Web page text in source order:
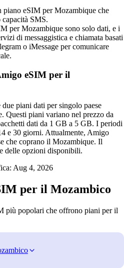
eSIM per Mozambique che
SMS.
per Mozambique sono solo dati, e i
di messaggistica e chiamata basati
o iMessage per comunicare
eSIM per il
piani dati per singolo paese
Questi piani variano nel prezzo da
dati da 1 GB a 5 GB. I periodi
e 30 giorni. Attualmente, Amigo
che coprano il Mozambique. Il
delle opzioni disponibili.
Aug 4, 2026
per il Mozambico
più popolari che offrono piani per il